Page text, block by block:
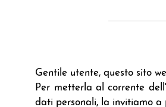
Gentile utente, questo sito
Per metterla al corrente
dati personali, la invitiamo a